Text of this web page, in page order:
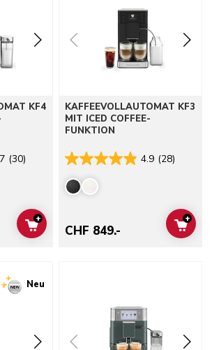
KF4
(30)
ADD TO CART
+
KAFFEEVOLLAUTOMAT KF3
MIT ICED COFFEE-
FUNKTION
4.9 (28)
CHF 849.- ADD
+
Neu